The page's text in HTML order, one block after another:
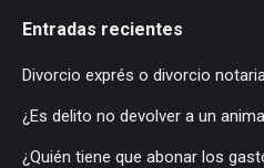
Entradas recientes
Divorcio exprés o divorcio
¿Es delito no devolver a un
¿Quién tiene que abonar los